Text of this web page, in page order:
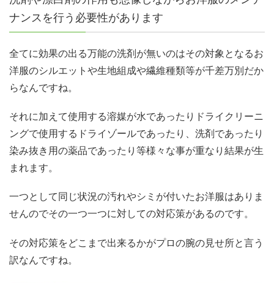
ナンスを行う必要性があります
全てに効果の出る万能の洗剤が無いのはその対象となるお
洋服のシルエットや生地組成や繊維種類等が千差万別だか
らなんですね。
それに加えて使用する溶媒が水であったりドライクリーニ
ングで使用するドライゾールであったり、洗剤であったり
染み抜き用の薬品であったり等様々な事が重なり結果が生
まれます。
一つとして同じ状況の汚れやシミが付いたお洋服はありま
せんのでその一つ一つに対しての対応策があるのです。
その対応策をどこまで出来るかがプロの腕の見せ所と言う
訳なんですね。